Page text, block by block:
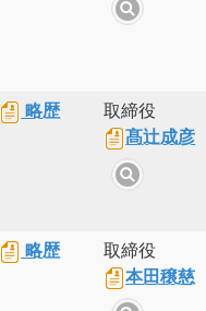
略歴
取締役
髙辻成彦
略歴
取締役
本田穣慈